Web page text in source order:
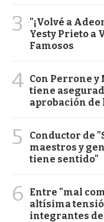
3
"¡Volvé a
Yesty Prieto a
Famosos
4 Con Perrone
tiene
aprobación de
5
Conductor de
maestros y
tiene sentido"
6
Entre "mal
altísima
integrantes